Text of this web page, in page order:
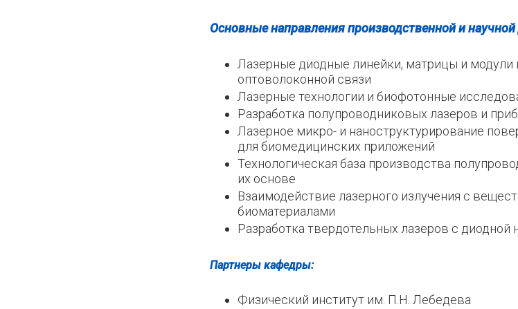
Основные направления производственной и
Лазерные диодные линейки, матрицы и модули
оптоволоконной связи
Лазерные технологии и биофотонные
Разработка полупроводниковых лазеров и
Лазерное микро- и наноструктурирование
для биомедицинских приложений
Технологическая база производства
их основе
Взаимодействие лазерного излучения с
биоматериалами
Разработка твердотельных лазеров с диодной
Партнеры кафедры:
Физический институт им. П.Н. Лебедева